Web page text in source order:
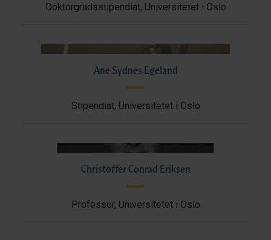
Doktorgradsstipendiat, Universitetet i Oslo
Ane Sydnes Egeland
Stipendiat, Universitetet i Oslo
Christoffer Conrad Eriksen
Professor, Universitetet i Oslo